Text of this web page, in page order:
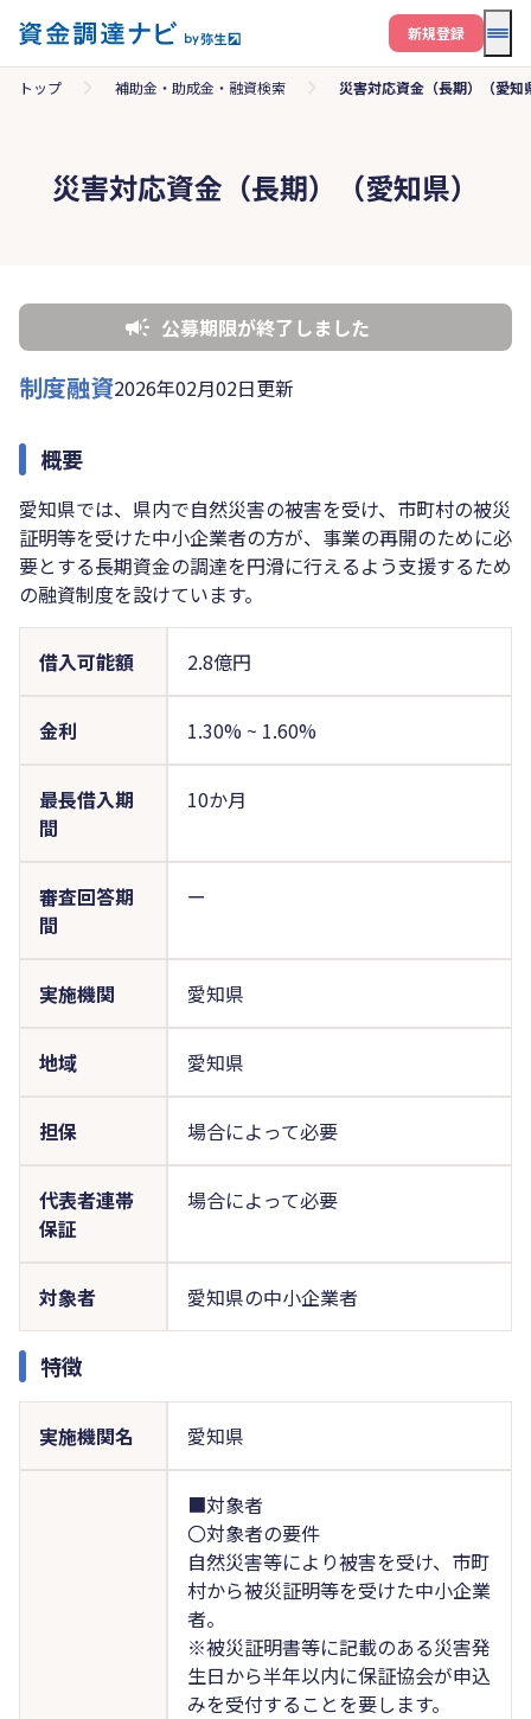
メ
新規登録
トップ 補助金・助成金・融資検索 災害対応資金（長期）（愛知
災害対応資金（長期）（愛知県）
公募期限が終了しました
制度融資2026年02月02日更新
概要
愛知県では、県内で自然災害の被害を受け、市町村の被災
証明等を受けた中小企業者の方が、事業の再開のために必
要とする長期資金の調達を円滑に行えるよう支援するため
の融資制度を設けています。
借入可能額 2.8億円
金利 1.30% ~ 1.60%
最長借入期
間
10か月
審査回答期
間
ー
実施機関 愛知県
地域 愛知県
担保 場合によって必要
代表者連帯
保証
場合によって必要
対象者 愛知県の中小企業者
特徴
実施機関名 愛知県
■対象者
〇対象者の要件
自然災害等により被害を受け、市町
村から被災証明等を受けた中小企業
者。
※被災証明書等に記載のある災害発
生日から半年以内に保証協会が申込
みを受付することを要します。